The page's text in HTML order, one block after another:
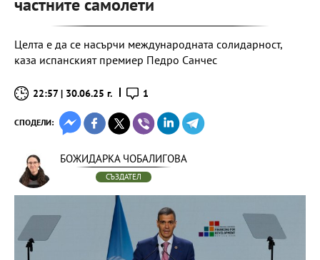
частните самолети
Целта е да се насърчи международната солидарност,
каза испанският премиер Педро Санчес
22:57 | 30.06.25 г. 1
СПОДЕЛИ:
БОЖИДАРКА ЧОБАЛИГОВА
СЪЗДАТЕЛ